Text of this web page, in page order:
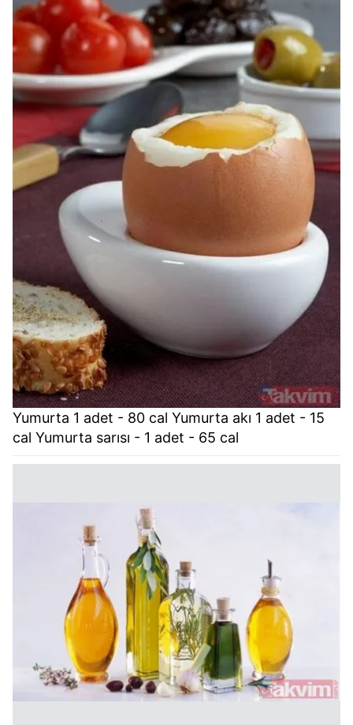
Yumurta 1 adet - 80 cal Yumurta akı 1 adet - 15
cal Yumurta sarısı - 1 adet - 65 cal